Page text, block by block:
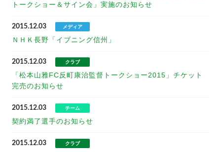
トークショー＆サイン会」実施のお知らせ
2015.12.03 メディア
ＮＨＫ長野「イブニング信州」
2015.12.03 クラブ
「松本山雅FC反町康治監督トークショー2015」チケット
完売のお知らせ
2015.12.03 チーム
契約満了選手のお知らせ
2015.12.03 クラブ